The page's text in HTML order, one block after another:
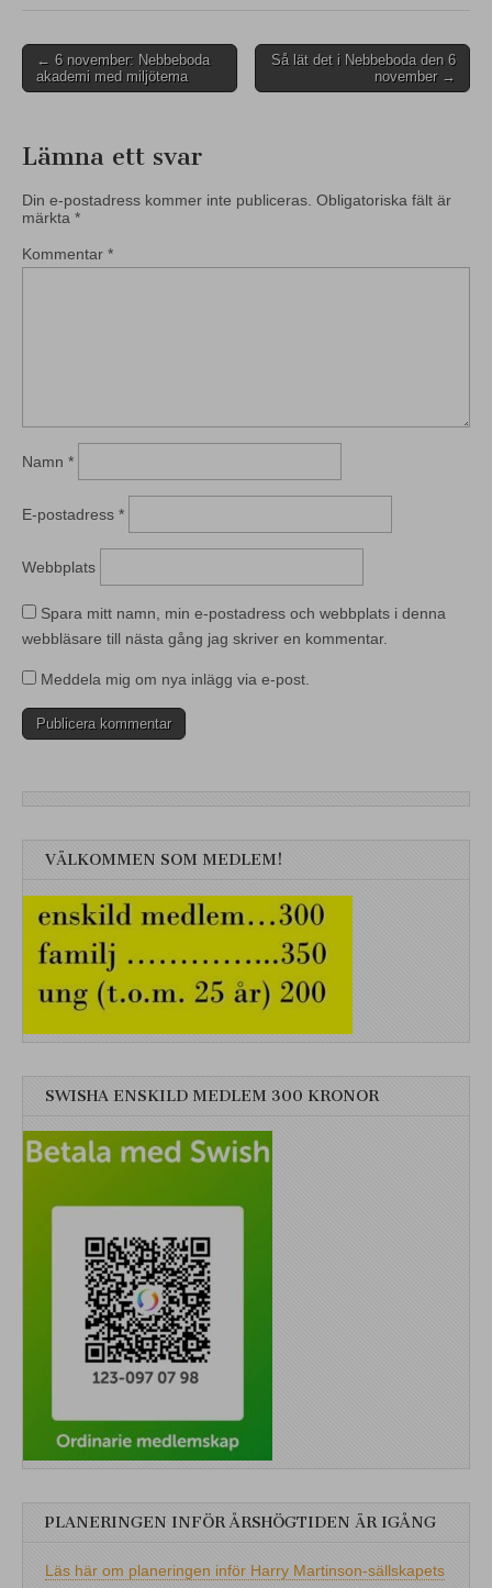
Post
navigation
← 6 november: Nebbeboda
akademi med miljötema
Så lät det i Nebbeboda den 6
november →
Lämna ett svar
Din e-postadress kommer inte publiceras. Obligatoriska fält är
märkta *
Kommentar *
Namn *
E-postadress *
Webbplats
Spara mitt namn, min e-postadress och webbplats i denna
webbläsare till nästa gång jag skriver en kommentar.
Meddela mig om nya inlägg via e-post.
VÄLKOMMEN SOM MEDLEM!
SWISHA ENSKILD MEDLEM 300 KRONOR
PLANERINGEN INFÖR ÅRSHÖGTIDEN ÄR IGÅNG
Läs här om planeringen inför Harry Martinson-sällskapets